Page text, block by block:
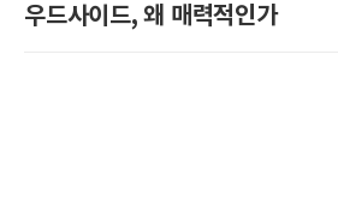
우드사이드, 왜 매력적인가